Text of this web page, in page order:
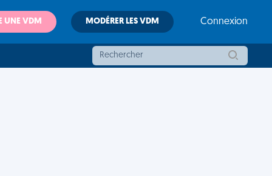
UNE VDM MODÉRER LES VDM Connexion